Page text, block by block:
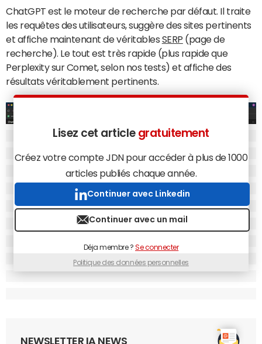
ChatGPT est le moteur de recherche par défaut. Il traite
les requêtes des utilisateurs, suggère des sites pertinents
et affiche maintenant de véritables SERP (page de
recherche). Le tout est très rapide (plus rapide que
Perplexity sur Comet, selon nos tests) et affiche des
résultats véritablement pertinents.
Exemple d'une SERP sur la requête "Google Maps."© Capture d'écran / JDN
l'ensemble de la page web mais également à votre
Lisez cet article gratuitement
Créez votre compte JDN pour accéder à plus de 1000
articles publiés chaque année.
Continuer avec Linkedin
Continuer avec un mail
Déja membre ?Se connecter
Politique des données personnelles
NEWSLETTER IA NEWS